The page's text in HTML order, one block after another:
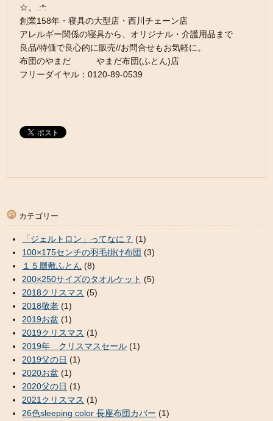
☆。.:*:
創業158年・寝具の大型店・西川チェーン店
アレルギー関係の寝具から、オリジナル・介護用品まで
良品/特価で良心的に販売//お問合せもお気軽に。
布団のやまだ やまだ布団(ふとん)店
フリーダイヤル：0120-89-0539
カテゴリー
「ジェルトロン」ってなに？ (1)
100×175センチの羽毛掛け布団 (3)
１５層敷ふとん (8)
200×250サイズのタオルケット (5)
2018クリスマス (5)
2018敬老 (1)
2019お盆 (1)
2019クリスマス (1)
2019年 クリスマスセール (1)
2019父の日 (1)
2020お盆 (1)
2020父の日 (1)
2021クリスマス (1)
26色sleeping color 長座布団カバー (1)